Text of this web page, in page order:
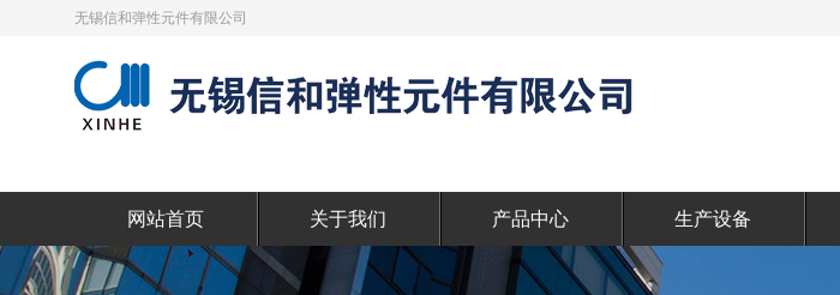
无锡信和弹性元件有限公司
网站首页 关于我们 产品中心 生产设备